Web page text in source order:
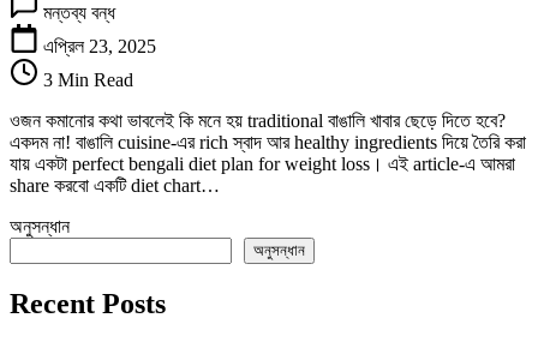
Ultimate
Bengali
Diet
Plan
Weight
Loss
in
2025
:বাঙালি
ডায়েট
প্ল্যান
ওজন
মন্তব্য বন্ধ
এপ্রিল 23, 2025
3 Min Read
ওজন কমানোর কথা ভাবলেই কি মনে হয় traditional বাঙালি খাবার ছেড়ে দিতে হবে?
একদম না! বাঙালি cuisine-এর rich স্বাদ আর healthy ingredients দিয়ে তৈরি করা
যায় একটা perfect bengali diet plan for weight loss। এই article-এ আমরা
share করবো একটি diet chart…
অনুসন্ধান
অনুসন্ধান
Recent Posts